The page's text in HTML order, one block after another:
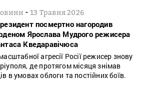
-13 Травня 2026
посмертно нагородив
Ярослава Мудрого режисера
Кведаравічюса
агресії Росії режисер знову
де протягом місяця знімав
в умовах облоги та постійних боїв.